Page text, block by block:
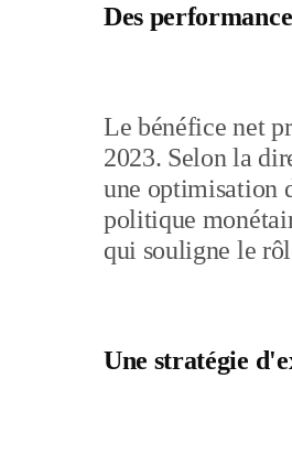
Des
Le bénéfice net
2023. Selon la
une optimisation
politique
qui souligne le
Une stratégie